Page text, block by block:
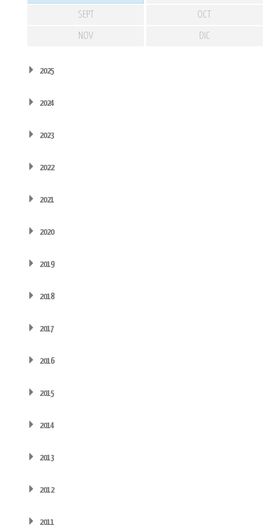
SEPT OCT
NOV DIC
2025
2024
2023
2022
2021
2020
2019
2018
2017
2016
2015
2014
2013
2012
2011